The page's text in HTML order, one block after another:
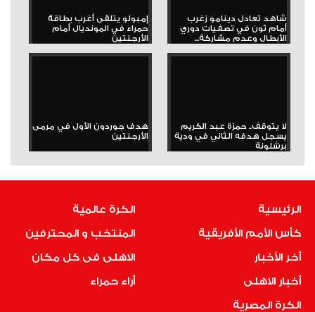
شاهد تعادل دينامو زغرب
أمام ثون في تصفيات دوري
الأبطال وعدم مشاركة...
إمبولو يتلقى أغرب بطاقة
حمراء في المونديال أمام
الأرجنتين
لا يتوقف.. حمزة عبد الكريم
يسجل هدفه الثاني في ودية
برشلونة
هدف جوردون الأول في مرمى
الأرجنتين
الرئيسية
كأس الأمم الأفريقية
أخر الأخبار
أخبار الاهلى
الكرة المصرية
الكرة عالمية
المنتخب و المحترفين
الاهلى فى كل مكان
أراء حمراء